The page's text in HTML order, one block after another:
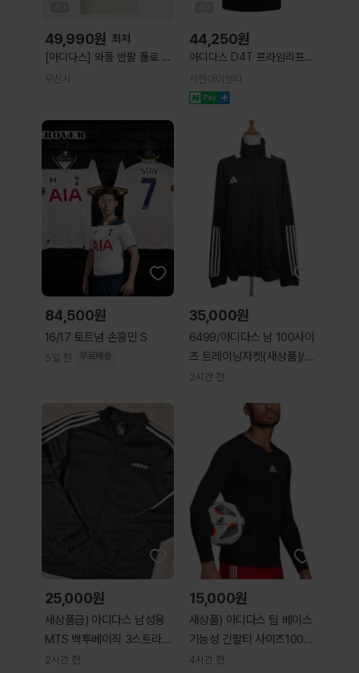
49,990원 최저
[아디다스] 와플 반팔 폴로 셔
츠 - 원더화이트 / JV9265
무신사
44,250원
아디다스 D4T 프라임리프트
반팔티 KE9937
서현아이엔티
84,500원
16/17 토트넘 손흥민 S
5일 전 무료배송
35,000원
6499/아디다스 남 100사이
즈 트레이닝자켓(새상품)/내
옷방
2시간 전
25,000원
새상품급) 아디다스 남성용
MTS 백투베이직 3스트라이
프 트랙탑 집업 저
2시간 전
15,000원
새상품) 아디다스 팀 베이스
기능성 긴팔티 사이즈100L
축구 등 구기
4시간 전